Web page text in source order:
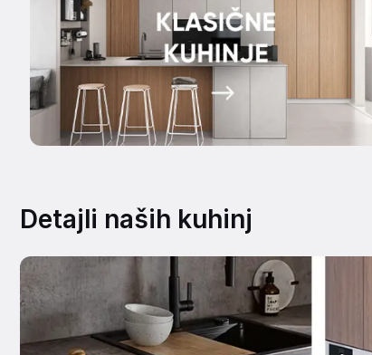
Detajli naših kuhinj